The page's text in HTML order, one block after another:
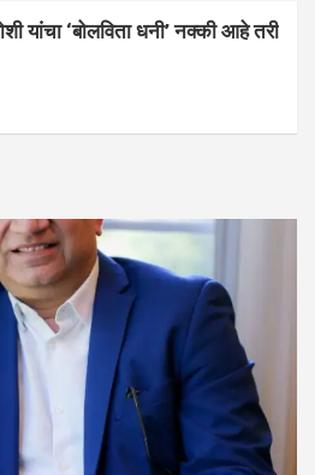
यांचा ‘बोलविता धनी’ नक्की आहे तरी